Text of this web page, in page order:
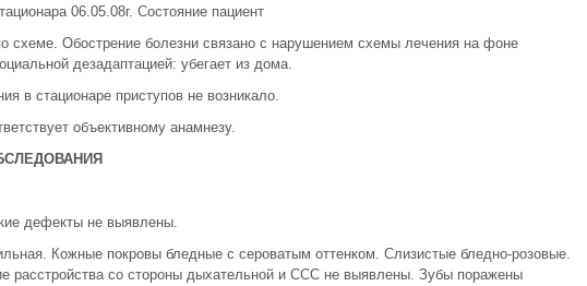
06.05.08г. Состояние пациент
схеме. Обострение болезни связано с нарушением схемы лечения на фоне
дезадаптацией: убегает из дома.
в стационаре приступов не возникало.
объективному анамнезу.
дефекты не выявлены.
Кожные покровы бледные с сероватым оттенком. Слизистые бледно-розовые.
расстройства со стороны дыхательной и ССС не выявлены. Зубы поражены